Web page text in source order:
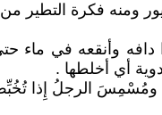
في ماء حتى
أي أخلطها .